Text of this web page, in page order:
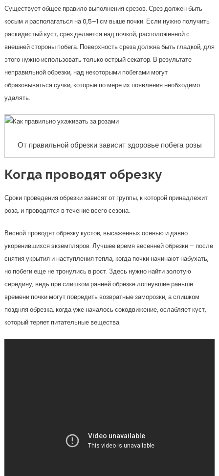
Существует общее правило выполнения срезов. Срез должен быть
косым и располагаться на 0,5–1 см выше почки. Если нужно получить
раскидистый куст, срез делается над почкой, расположенной с
внешней стороны побега. Поверхность среза должна быть гладкой, для
этого нужно использовать только острый секатор. В результате
неправильной обрезки, над некоторыми побегами могут
образовываться сучки, которые по мере их появления необходимо
удалять.
От правильной обрезки зависит здоровье побега розы
Когда проводят обрезку
Сроки проведения обрезки зависят от группы, к которой принадлежит
роза, и проводятся в течение всего сезона.
Весной проводят обрезку кустов, высаженных осенью и давно
укоренившихся экземпляров. Лучшее время весенней обрезки – после
снятия укрытия и наступления тепла, когда почки начинают набухать,
но побеги еще не тронулись в рост. Здесь нужно найти золотую
середину, ведь при слишком ранней обрезке лопнувшие раньше
времени почки могут повредить возвратные заморозки, а слишком
поздняя обрезка, когда уже началось сокодвижение, ослабляет куст,
который теряет питательные вещества.